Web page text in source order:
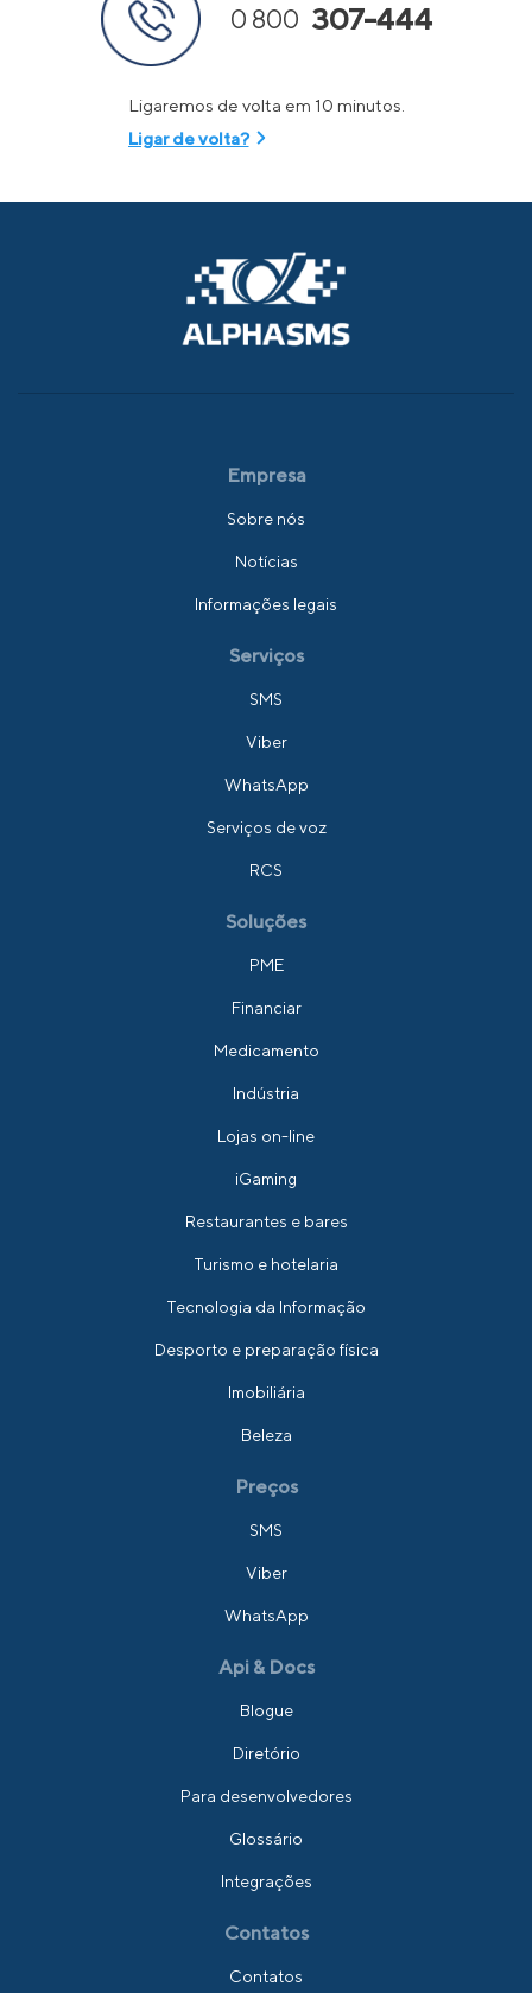
0 800 307-444
Ligaremos de volta em 10 minutos.
Ligar de volta?
Empresa
Sobre nós
Notícias
Informações legais
Serviços
SMS
Viber
WhatsApp
Serviços de voz
RCS
Soluções
PME
Financiar
Medicamento
Indústria
Lojas on-line
iGaming
Restaurantes e bares
Turismo e hotelaria
Tecnologia da Informação
Desporto e preparação física
Imobiliária
Beleza
Preços
SMS
Viber
WhatsApp
Api & Docs
Blogue
Diretório
Para desenvolvedores
Glossário
Integrações
Contatos
Contatos